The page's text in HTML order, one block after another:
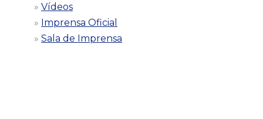
Vídeos
Imprensa Oficial
Sala de Imprensa